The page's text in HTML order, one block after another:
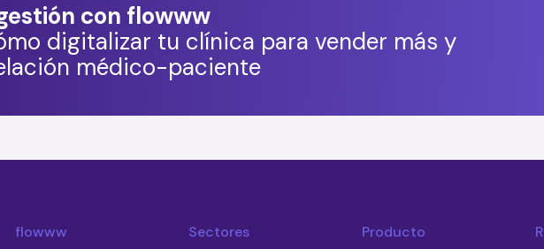
con flowww
digitalizar tu clínica para vender más y
médico-paciente
flowww Sectores Producto